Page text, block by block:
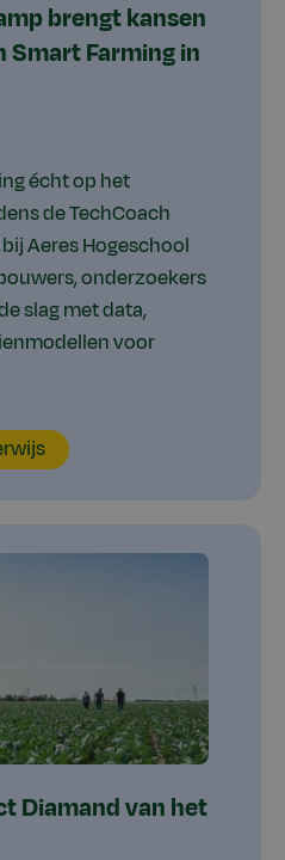
brengt kansen
Smart Farming in
écht op het
de TechCoach
Aeres Hogeschool
onderzoekers
slag met data,
voor
Diamand van het